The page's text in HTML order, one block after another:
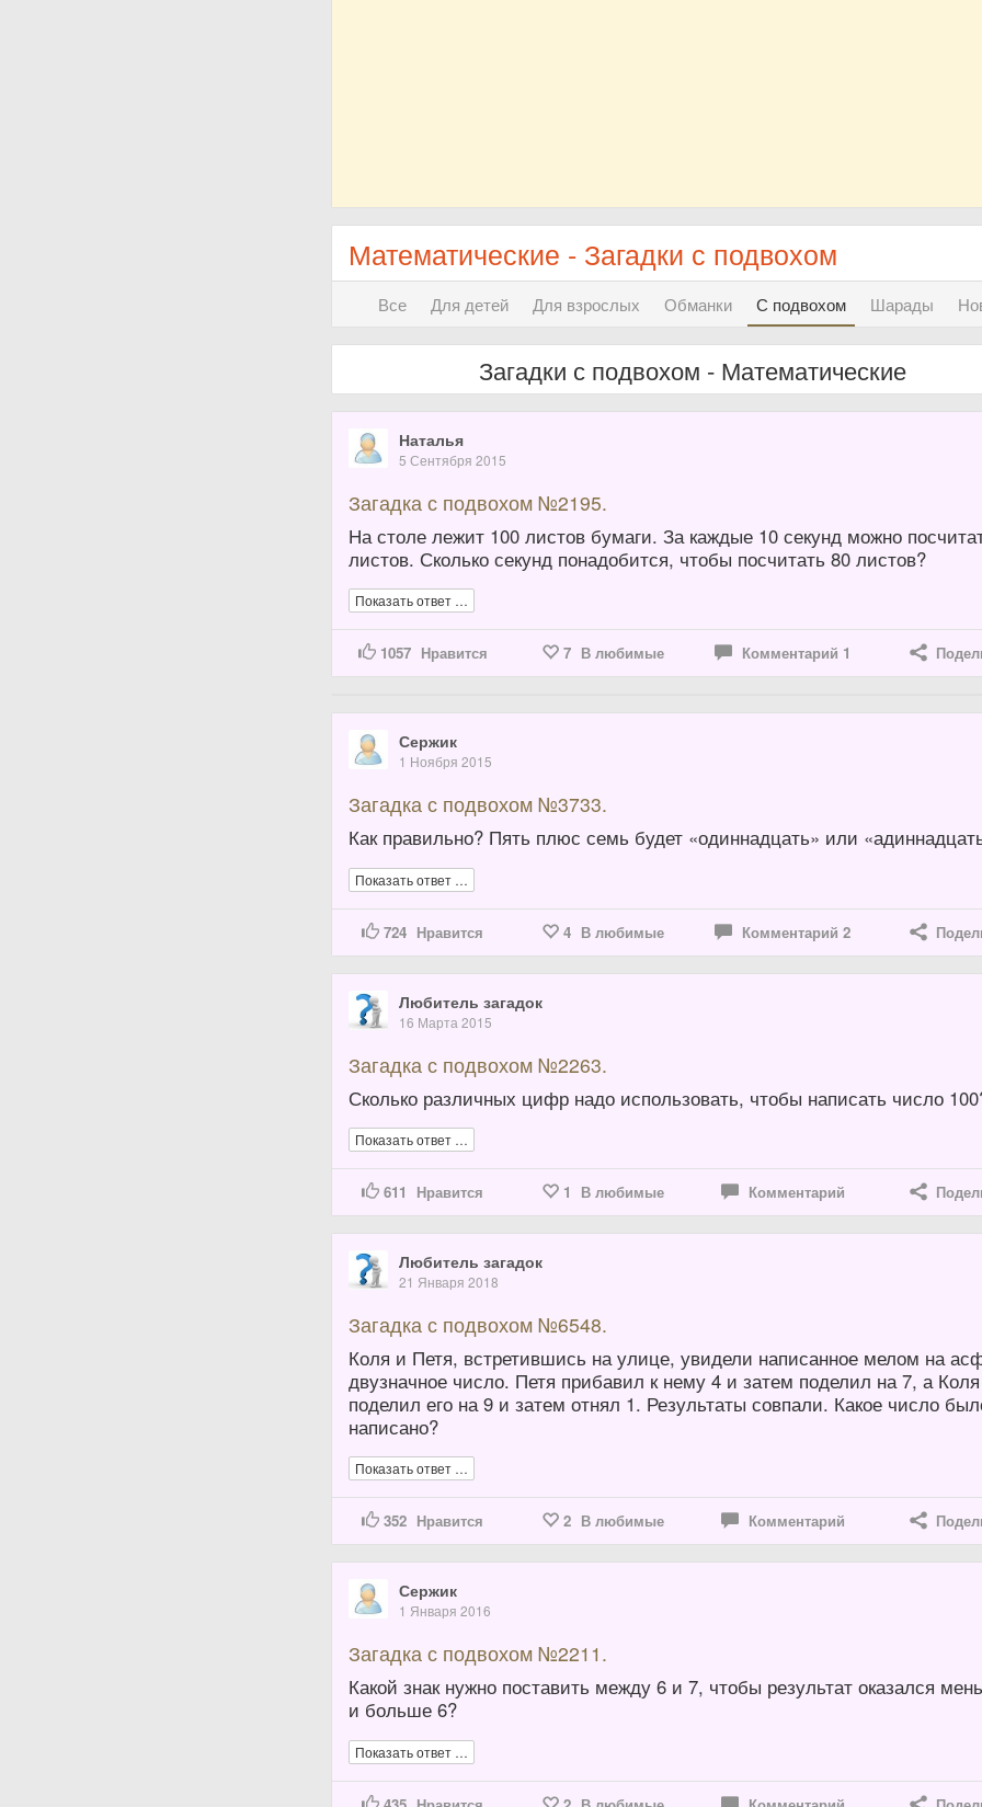
Математические - Загадки с подвохом
Все Для детей Для взрослых Обманки С подвохом Шарады
Загадки с подвохом - Математические
Наталья
5 Сентября 2015
Загадка с подвохом №2195.
На столе лежит 100 листов бумаги. За каждые 10 секунд можно
листов. Сколько секунд понадобится, чтобы посчитать 80 листов?
Показать ответ …
1057 Нравится 7 В любимые Комментарий 1
Сержик
1 Ноября 2015
Загадка с подвохом №3733.
Как правильно? Пять плюс семь будет «одиннадцать» или
Показать ответ …
724 Нравится 4 В любимые Комментарий 2
Любитель загадок
16 Марта 2015
Загадка с подвохом №2263.
Сколько различных цифр надо использовать, чтобы написать число
Показать ответ …
611 Нравится 1 В любимые Комментарий
Любитель загадок
21 Января 2018
Загадка с подвохом №6548.
Коля и Петя, встретившись на улице, увидели написанное мелом на
двузначное число. Петя прибавил к нему 4 и затем поделил на 7, а Коля
поделил его на 9 и затем отнял 1. Результаты совпали. Какое число
написано?
Показать ответ …
352 Нравится 2 В любимые Комментарий
Сержик
1 Января 2016
Загадка с подвохом №2211.
Какой знак нужно поставить между 6 и 7, чтобы результат оказался
и больше 6?
Показать ответ …